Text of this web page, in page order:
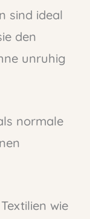
sind ideal
den
unruhig
normale
wie